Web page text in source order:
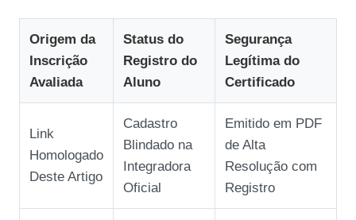
Origem da
Inscrição
Avaliada
Status do
Registro do
Aluno
Segurança
Legítima do
Certificado
Link
Homologado
Deste Artigo
Cadastro
Blindado na
Integradora
Oficial
Emitido em PDF
de Alta
Resolução com
Registro